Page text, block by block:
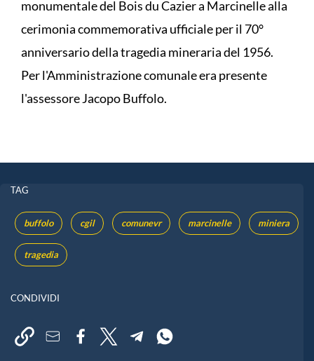
monumentale del Bois du Cazier a Marcinelle alla
cerimonia commemorativa ufficiale per il 70°
anniversario della tragedia mineraria del 1956.
Per l'Amministrazione comunale era presente
l'assessore Jacopo Buffolo.
TAG
buffolo cgil comunevr marcinelle miniera
tragedia
CONDIVIDI